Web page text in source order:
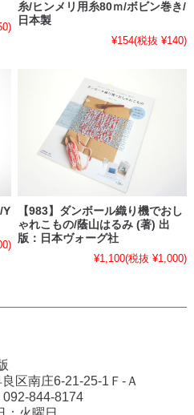
糸/ヒンメリ用糸80ｍ/ボビン巻き/
日本製
¥154(税抜 ¥140)
Y
【983】ダンボール織り機でおし
ゃれこもの/蔭山はるみ (著) 出
版：日本ヴォーグ社
¥1,100(税抜 ¥1,000)
区南庄6-21-25-1Ｆ-Ａ
092-844-8174